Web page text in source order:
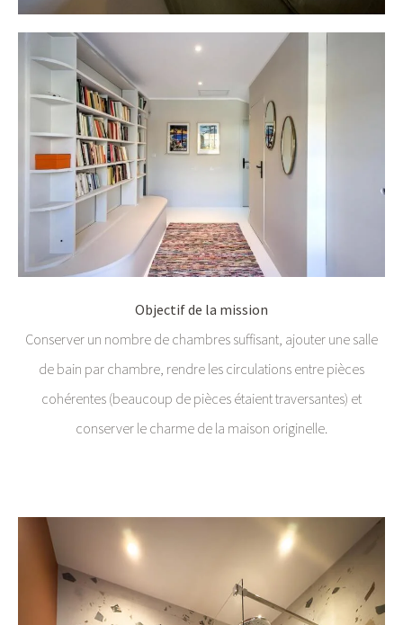
Objectif de la mission
Conserver un nombre de chambres suffisant, ajouter une salle
de bain par chambre, rendre les circulations entre pièces
cohérentes (beaucoup de pièces étaient traversantes) et
conserver le charme de la maison originelle.